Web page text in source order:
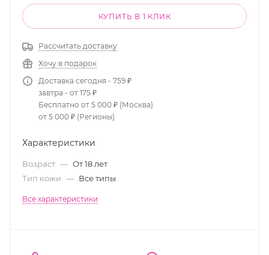
КУПИТЬ В 1 КЛИК
Рассчитать доставку
Хочу в подарок
Доставка сегодня - 759 ₽
завтра - от 175 ₽
Бесплатно от 5 000 ₽ (Москва)
от 5 000 ₽ (Регионы)
Характеристики
Возраст — От 18 лет
Тип кожи — Все типы
Все характеристики